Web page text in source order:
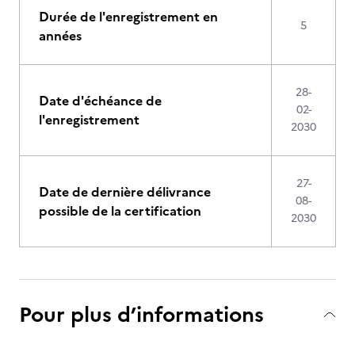
Durée de l'enregistrement en
années
5
Date d'échéance de
l'enregistrement
28-
02-
2030
Date de dernière délivrance
possible de la certification
27-
08-
2030
Pour plus d’informations